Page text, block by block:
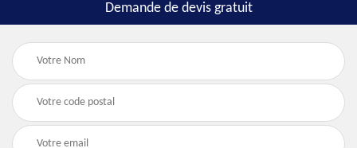
Demande de devis gratuit